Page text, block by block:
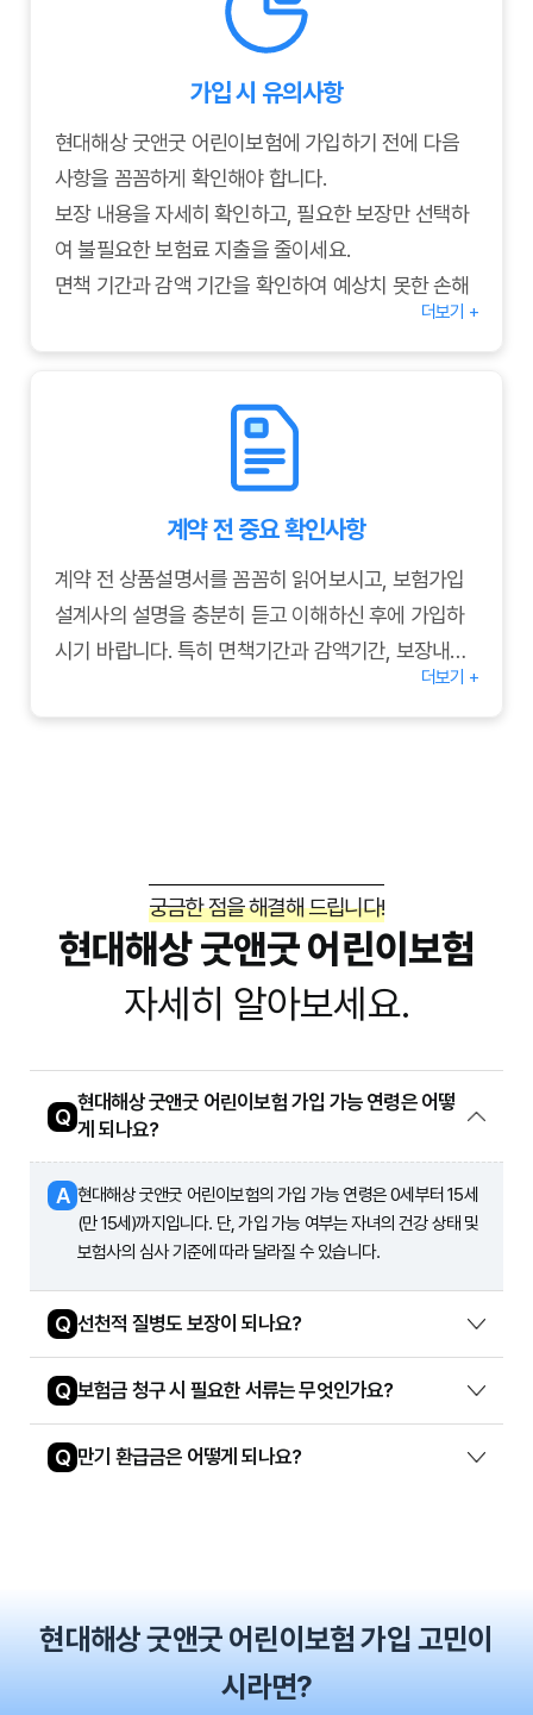
가입 시 유의사항
현대해상 굿앤굿 어린이보험에 가입하기 전에 다음
사항을 꼼꼼하게 확인해야 합니다.
보장 내용을 자세히 확인하고, 필요한 보장만 선택하
여 불필요한 보험료 지출을 줄이세요.
면책 기간과 감액 기간을 확인하여 예상치 못한 손해
보험금 청구 절차와 필요 서류를 미리 알아두면 보험
갱신 시 보험료 인상 여부와 보장 변경 가능 여부를
확인하여 장기적인 계획을 세우세요.
다른 보험과의 중복 가입 여부를 확인하여 불필요한
지출을 방지하세요.
더보기 +
계약 전 중요 확인사항
계약 전 상품설명서를 꼼꼼히 읽어보시고, 보험가입
설계사의 설명을 충분히 듣고 이해하신 후에 가입하
시기 바랍니다. 특히 면책기간과 감액기간, 보장내용,
보험료 납입방법 등에 대해 자세히 알아보는 것이 좋
습니다. 궁금한 사항은 언제든지 현대해상 고객센터
더보기 +
궁금한 점을 해결해 드립니다!
현대해상 굿앤굿 어린이보험
자세히 알아보세요.
Q
현대해상 굿앤굿 어린이보험 가입 가능 연령은 어떻
게 되나요?
A 현대해상 굿앤굿 어린이보험의 가입 가능 연령은 0세부터 15세
(만 15세)까지입니다. 단, 가입 가능 여부는 자녀의 건강 상태 및
보험사의 심사 기준에 따라 달라질 수 있습니다.
Q 선천적 질병도 보장이 되나요?
Q 보험금 청구 시 필요한 서류는 무엇인가요?
Q 만기 환급금은 어떻게 되나요?
현대해상 굿앤굿 어린이보험 가입 고민이
시라면?